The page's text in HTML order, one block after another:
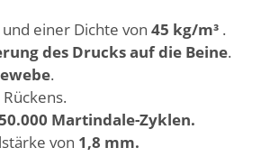
einer Dichte von 45 kg/m³ .
des Drucks auf die Beine.
.
Martindale-Zyklen.
von 1,8 mm.